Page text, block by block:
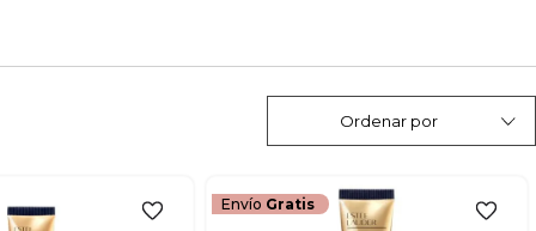
Ordenar por
Envío Gratis